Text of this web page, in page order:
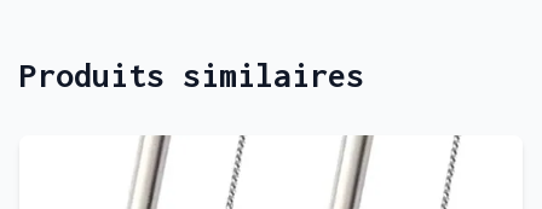
Produits similaires